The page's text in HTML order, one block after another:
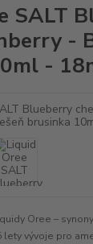
SALT
-
-
Oree –
vývoje pro